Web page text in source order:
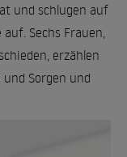
und schlugen auf
Sechs Frauen,
erzählen
Sorgen und